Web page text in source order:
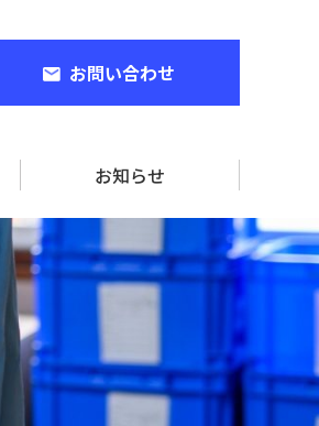
お問い合わせ
お知らせ